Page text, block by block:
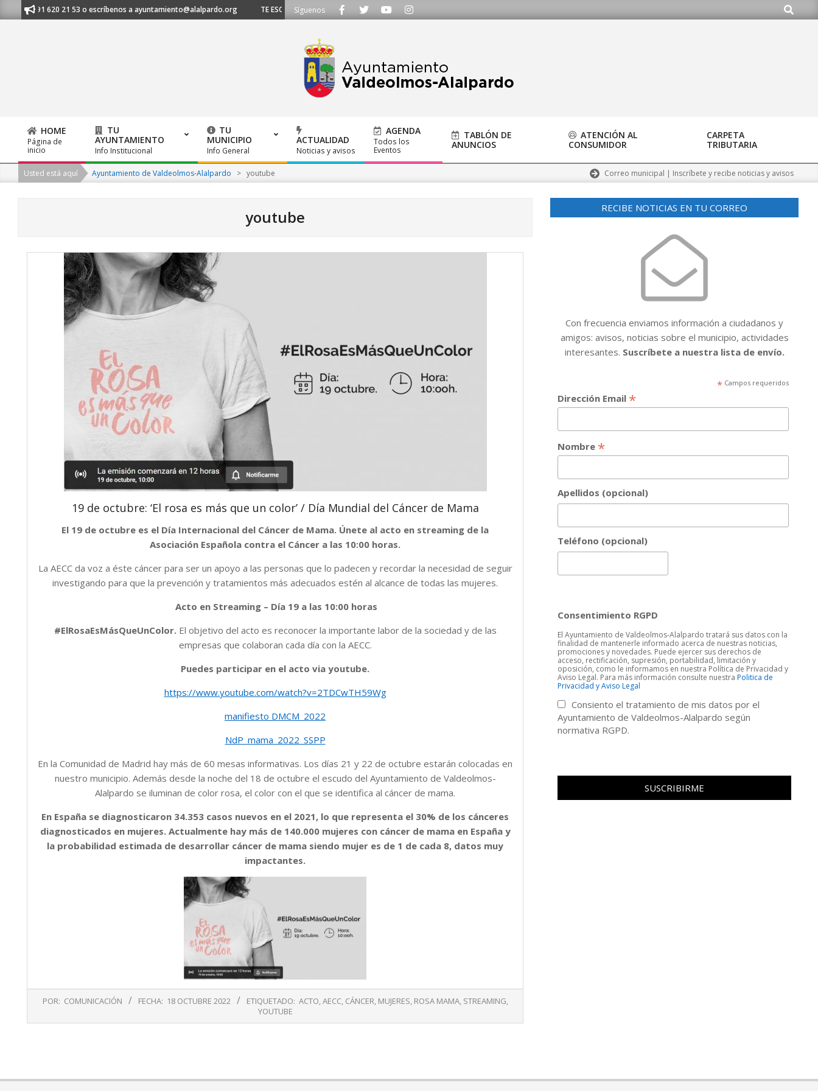
to
al 91 620 21 53 o escríbenos a ayuntamiento@alalpardo.org TE ESCUCHAMOS - Llámanos al 91 620 21 53 o escríbenos a ayuntamiento@alalpardo.org
Síguenos Buscar
Primary
Navigation
Menu
HOME
Página de
inicio
TU
AYUNTAMIENTO
Info Institucional
TU
MUNICIPIO
Info General
ACTUALIDAD
Noticias y avisos
AGENDA
Todos los
Eventos
TABLÓN DE
ANUNCIOS
ATENCIÓN AL
CONSUMIDOR
CARPETA
TRIBUTARIA
Usted está aquí Ayuntamiento de Valdeolmos-Alalpardo > youtube Correo municipal | Inscríbete y recibe noticias y avisos
youtube
19 de octubre: ‘El rosa es más que un color’ / Día Mundial del Cáncer de Mama
El 19 de octubre es el Día Internacional del Cáncer de Mama. Únete al acto en streaming de la
Asociación Española contra el Cáncer a las 10:00 horas.
La AECC da voz a éste cáncer para ser un apoyo a las personas que lo padecen y recordar la necesidad de seguir
investigando para que la prevención y tratamientos más adecuados estén al alcance de todas las mujeres.
Acto en Streaming – Día 19 a las 10:00 horas
#ElRosaEsMásQueUnColor.El objetivo del acto es reconocer la importante labor de la sociedad y de las
empresas que colaboran cada día con la AECC.
Puedes participar en el acto via youtube.
https://www.youtube.com/watch?v=2TDCwTH59Wg
manifiesto DMCM_2022
NdP_mama_2022_SSPP
En la Comunidad de Madrid hay más de 60 mesas informativas. Los días 21 y 22 de octubre estarán colocadas en
nuestro municipio. Además desde la noche del 18 de octubre el escudo del Ayuntamiento de Valdeolmos-
Alalpardo se iluminan de color rosa, el color con el que se identifica al cáncer de mama.
En España se diagnosticaron 34.353 casos nuevos en el 2021, lo que representa el 30% de los cánceres
diagnosticados en mujeres. Actualmente hay más de 140.000 mujeres con cáncer de mama en España y
la probabilidad estimada de desarrollar cáncer de mama siendo mujer es de 1 de cada 8, datos muy
impactantes.
18
POR: COMUNICACIÓN FECHA: 18 OCTUBRE 2022 ETIQUETADO: ACTO,AECC, CÁNCER, MUJERES, ROSA MAMA, STREAMING,
YOUTUBE
RECIBE NOTICIAS EN TU CORREO
Con frecuencia enviamos información a ciudadanos y
amigos: avisos, noticias sobre el municipio, actividades
interesantes. Suscríbete a nuestra lista de envío.
* Campos requeridos
Dirección Email *
Nombre *
Apellidos (opcional)
Teléfono (opcional)
Consentimiento RGPD
El Ayuntamiento de Valdeolmos-Alalpardo tratará sus datos con la
finalidad de mantenerle informado acerca de nuestras noticias,
promociones y novedades. Puede ejercer sus derechos de
acceso, rectificación, supresión, portabilidad, limitación y
oposición, como le informamos en nuestra Política de Privacidad y
Aviso Legal. Para más información consulte nuestraPolitica de
Privacidad y Aviso Legal
Consiento el tratamiento de mis datos por el
Ayuntamiento de Valdeolmos-Alalpardo según
normativa RGPD.